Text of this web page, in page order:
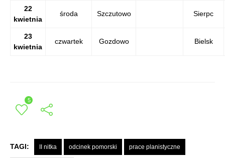
22
kwietnia
środa Szczutowo Sierpc
23
kwietnia
czwartek Gozdowo Bielsk
5
TAGI: II nitka odcinek pomorski prace planistyczne